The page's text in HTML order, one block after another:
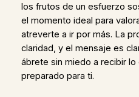
los frutos de un esfuerzo
el momento ideal para
atreverte a ir por más. La
claridad, y el mensaje es
ábrete sin miedo a recibir
preparado para ti.